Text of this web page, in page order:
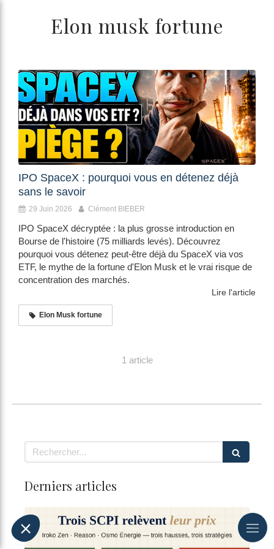
Elon musk fortune
IPO SpaceX : pourquoi vous en détenez déjà
sans le savoir
29 Juin 2026 Clément BIEBER
IPO SpaceX décryptée : la plus grosse introduction en
Bourse de l'histoire (75 milliards levés). Découvrez
pourquoi vous détenez peut-être déjà du SpaceX via vos
ETF, le mythe de la fortune d'Elon Musk et le vrai risque de
concentration des marchés.
Lire l'article
Elon Musk fortune
1 article
Rechercher
Derniers articles